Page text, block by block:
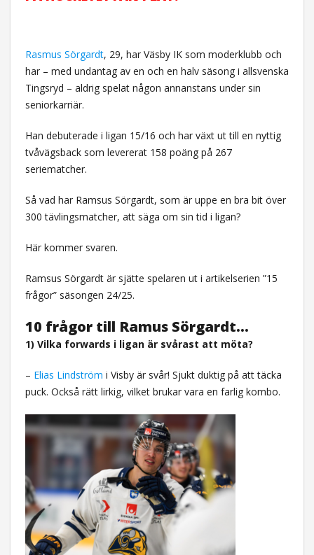
Rasmus Sörgardt, 29, har Väsby IK som moderklubb och
har – med undantag av en och en halv säsong i allsvenska
Tingsryd – aldrig spelat någon annanstans under sin
seniorkarriär.
Han debuterade i ligan 15/16 och har växt ut till en nyttig
tvåvägsback som levererat 158 poäng på 267
seriematcher.
Så vad har Ramsus Sörgardt, som är uppe en bra bit över
300 tävlingsmatcher, att säga om sin tid i ligan?
Här kommer svaren.
Ramsus Sörgardt är sjätte spelaren ut i artikelserien ”15
frågor” säsongen 24/25.
10 frågor till Ramus Sörgardt…
1) Vilka forwards i ligan är svårast att möta?
– Elias Lindström i Visby är svår! Sjukt duktig på att täcka
puck. Också rätt lirkig, vilket brukar vara en farlig kombo.